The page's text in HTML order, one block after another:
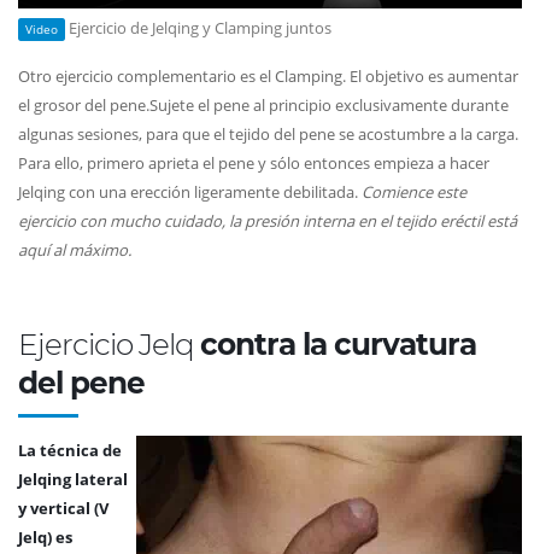
Play
Enter
Video Ejercicio de Jelqing y Clamping juntos
Otro ejercicio complementario es el Clamping. El objetivo es aumentar
el grosor del pene.Sujete el pene al principio exclusivamente durante
algunas sesiones, para que el tejido del pene se acostumbre a la carga.
Para ello, primero aprieta el pene y sólo entonces empieza a hacer
Jelqing con una erección ligeramente debilitada. Comience este
ejercicio con mucho cuidado, la presión interna en el tejido eréctil está
aquí al máximo.
Ejercicio Jelq contra la curvatura
del pene
La técnica de
Jelqing lateral
y vertical (V
Jelq) es